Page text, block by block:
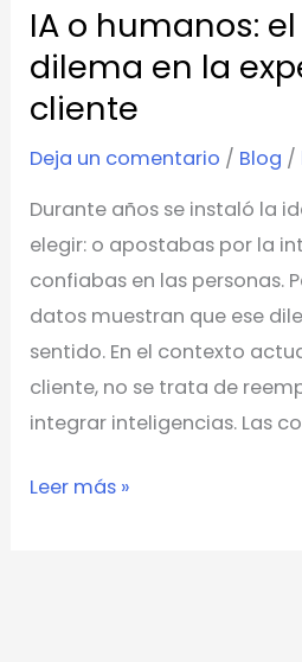
IA o humanos:
dilema en la
cliente
Deja un comentario / Blog /
Durante años se instaló la
elegir: o apostabas por la
confiabas en las personas.
datos muestran que ese
sentido. En el contexto
cliente, no se trata de
integrar inteligencias. Las
la
experiencia
de
cliente
Leer más »